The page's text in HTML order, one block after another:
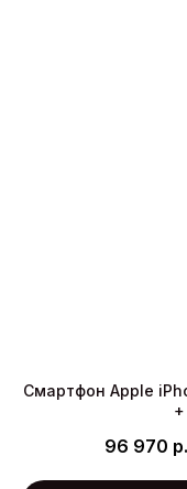
Смартфон Apple
96 970 р.